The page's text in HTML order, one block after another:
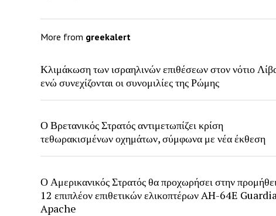
More from greekalert
Κλιμάκωση των ισραηλινών επιθέσεων στον νότιο
ενώ συνεχίζονται οι συνομιλίες της Ρώμης
Ο Βρετανικός Στρατός αντιμετωπίζει κρίση
τεθωρακισμένων οχημάτων, σύμφωνα με νέα έκθεση
Ο Αμερικανικός Στρατός θα προχωρήσει στην
12 επιπλέον επιθετικών ελικοπτέρων AH-64E
Apache